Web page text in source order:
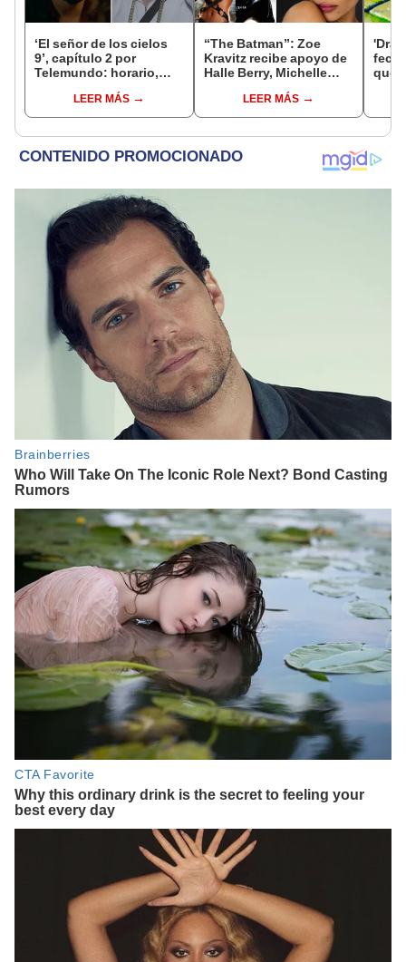
‘El señor de los cielos
9’, capítulo 2 por
Telemundo: horario,
ONLINELEER MÁS
“The Batman”: Zoe
Kravitz recibe apoyo de
Halle Berry, Michelle
HathawayLEER MÁS
qué